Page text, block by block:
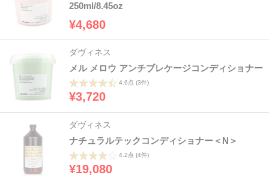
250ml/8.45oz
¥4,680
ダヴィネス
メル メロウ アンチブレケージコンディショナー
4.6点 (3件)
¥3,720
ダヴィネス
ナチュラルテックコンディショナー＜N＞
4.2点 (4件)
¥19,080